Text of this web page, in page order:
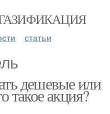
статьи
дешевые или
такое акция?